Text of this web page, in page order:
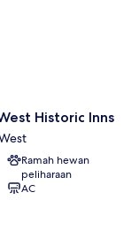
Historic Inns
Ramah hewan
peliharaan
AC